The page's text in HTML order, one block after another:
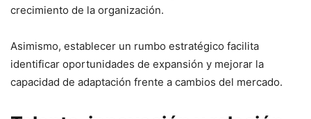
crecimiento de la organización.
Asimismo, establecer un rumbo estratégico facilita
identificar oportunidades de expansión y mejorar la
capacidad de adaptación frente a cambios del mercado.